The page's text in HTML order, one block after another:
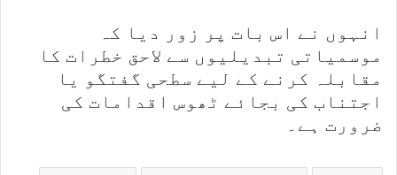
انہوں نے اس بات پر زور دیا کہ
موسمیاتی تبدیلیوں سے لاحق خطرات کا
مقابلہ کرنے کے لیے سطحی گفتگو یا
اجتناب کی بجائے ٹھوس اقدامات کی
ضرورت ہے۔